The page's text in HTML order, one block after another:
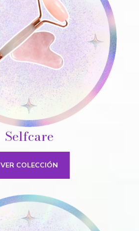
Selfcare
VER COLECCIÓN